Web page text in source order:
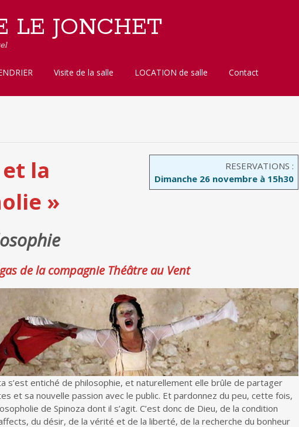
LE JONCHET
Visite de la salle LOCATION de salle Contact
RESERVATIONS :
Dimanche 26 novembre à 15h30
la
»
de la compagnie Théâtre au Vent
s’est entiché de philosophie, et naturellement elle brûle de partager
et sa nouvelle passion avec le public. Et pardonnez du peu, cette fois,
de Spinoza dont il s’agit. C’est donc de Dieu, de la condition
du désir, de la vérité et de la liberté, de la recherche du bonheur